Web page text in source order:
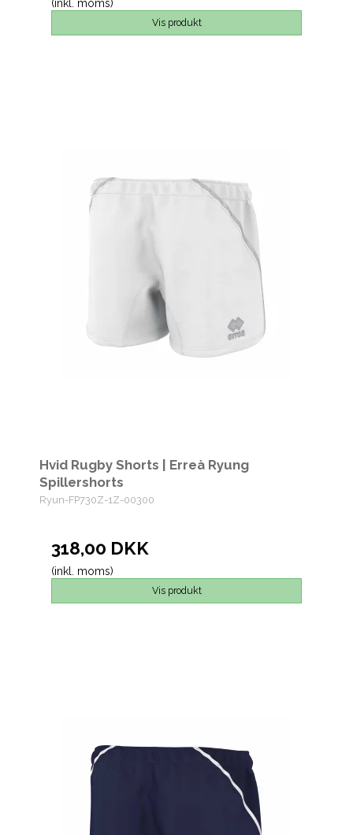
(inkl. moms)
Vis produkt
Hvid Rugby Shorts | Erreà Ryung
Spillershorts
Ryun-FP730Z-1Z-00300
318,00 DKK
(inkl. moms)
Vis produkt